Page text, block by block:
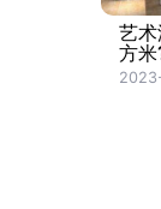
艺
方米